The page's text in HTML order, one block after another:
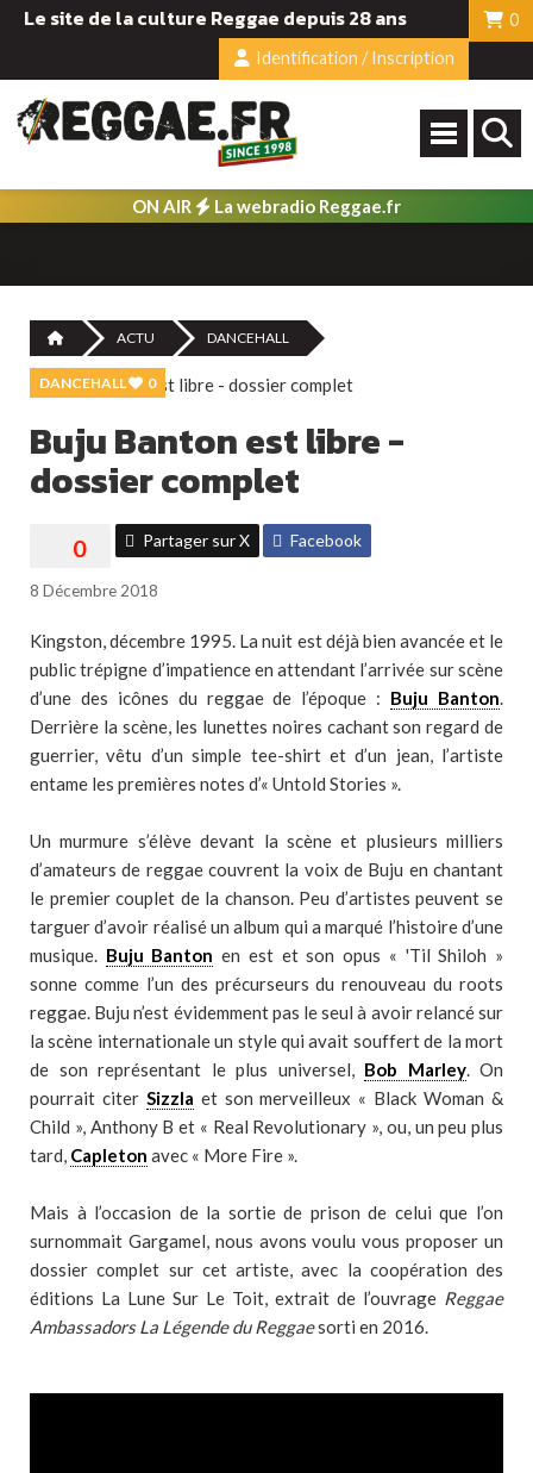
Le site de la culture Reggae depuis 28 ans
0
Identification / Inscription
ON AIR La webradio Reggae.fr
ACTU DANCEHALL
DANCEHALL 0
Buju Banton est libre -
dossier complet
Partager sur X Facebook
8 Décembre 2018
Kingston, décembre 1995. La nuit est déjà bien avancée et le
public trépigne d’impatience en attendant l’arrivée sur scène
d’une des icônes du reggae de l’époque : Buju Banton.
Derrière la scène, les lunettes noires cachant son regard de
guerrier, vêtu d’un simple tee-shirt et d’un jean, l’artiste
entame les premières notes d’« Untold Stories ».
Un murmure s’élève devant la scène et plusieurs milliers
d’amateurs de reggae couvrent la voix de Buju en chantant
le premier couplet de la chanson. Peu d’artistes peuvent se
targuer d’avoir réalisé un album qui a marqué l’histoire d’une
musique. Buju Banton en est et son opus « 'Til Shiloh »
sonne comme l’un des précurseurs du renouveau du roots
reggae. Buju n’est évidemment pas le seul à avoir relancé sur
la scène internationale un style qui avait souffert de la mort
de son représentant le plus universel, Bob Marley. On
pourrait citer Sizzla et son merveilleux « Black Woman &
Child », Anthony B et « Real Revolutionary », ou, un peu plus
tard, Capleton avec « More Fire ».
Mais à l’occasion de la sortie de prison de celui que l’on
surnommait Gargamel, nous avons voulu vous proposer un
dossier complet sur cet artiste, avec la coopération des
éditions La Lune Sur Le Toit, extrait de l’ouvrage Reggae
Ambassadors La Légende du Reggaesorti en 2016.